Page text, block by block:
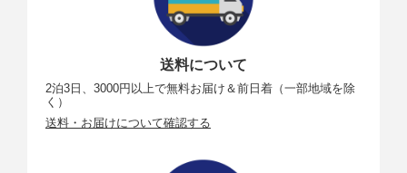
送料について
2泊3日、3000円以上で無料お届け＆前日着（一部地域を除
く）
送料・お届けについて確認する